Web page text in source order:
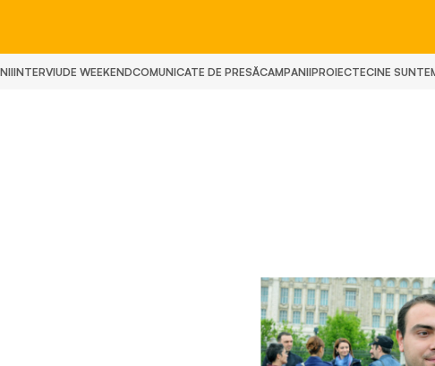
INTERVIUDE WEEKENDCOMUNICATE DE PRESĂCAMPANIIPROIECTECINE